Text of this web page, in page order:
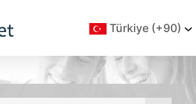
Türkiye (+90)